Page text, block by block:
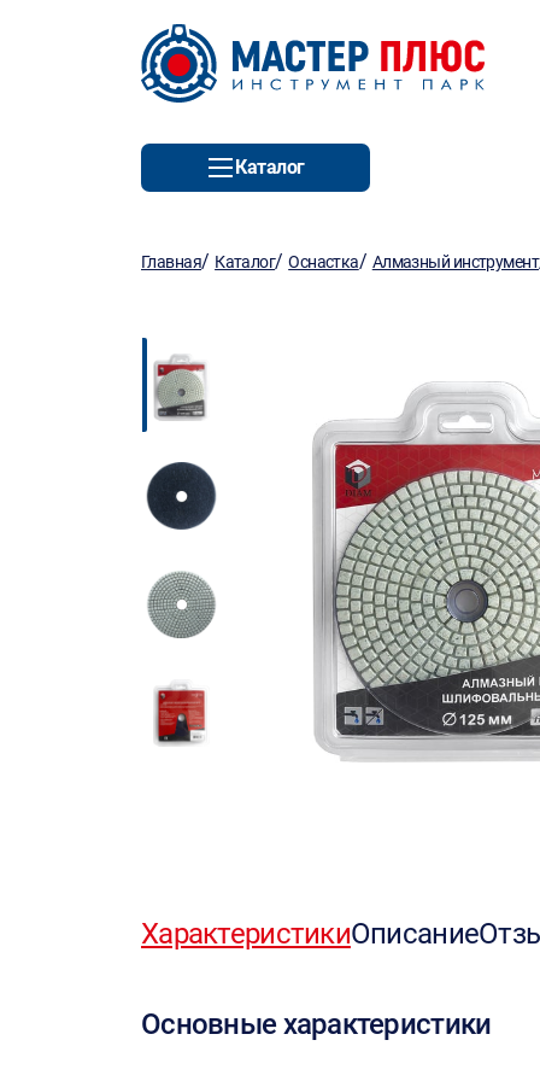
Каталог
Главная/ Каталог/Оснастка/ Алмазный инструмент
ХарактеристикиОписание
Основные характеристики